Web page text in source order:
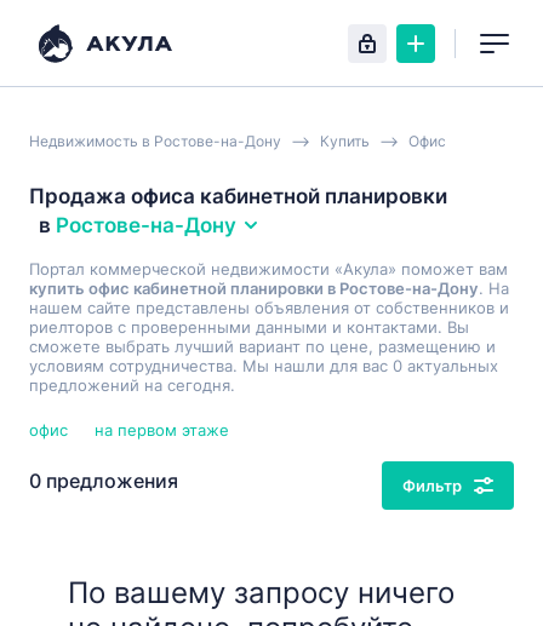
Недвижимость в Ростове-на-Дону Купить Офис
Продажа офиса кабинетной планировки
в Ростове-на-Дону
Портал коммерческой недвижимости «Акула» поможет вам
купить офис кабинетной планировки в Ростове-на-Дону. На
нашем сайте представлены объявления от собственников и
риелторов с проверенными данными и контактами. Вы
сможете выбрать лучший вариант по цене, размещению и
условиям сотрудничества. Мы нашли для вас 0 актуальных
предложений на сегодня.
офис на первом этаже
0 предложения Фильтр
По вашему запросу ничего